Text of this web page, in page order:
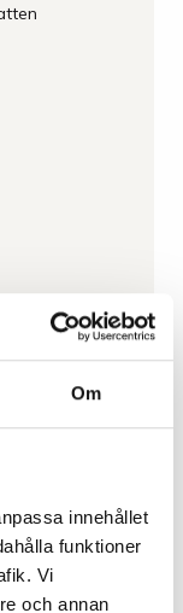
Om
innehållet
funktioner
Vi
och annan
10 L dunk
60
1,030